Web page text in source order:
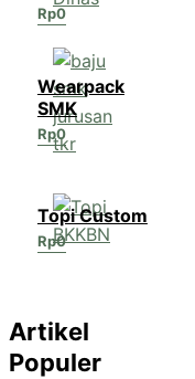
Rp0
Wearpack
SMK
Rp0
Topi Custom
Rp0
Artikel
Populer